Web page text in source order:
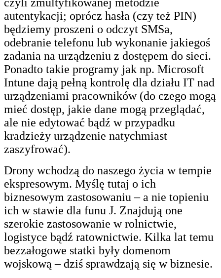
czyli zmultyfikowanej metodzie
autentykacji; oprócz hasła (czy też PIN)
będziemy proszeni o odczyt SMSa,
odebranie telefonu lub wykonanie jakiegoś
zadania na urządzeniu z dostępem do sieci.
Ponadto takie programy jak np. Microsoft
Intune dają pełną kontrolę dla działu IT nad
urządzeniami pracowników (do czego mogą
mieć dostęp, jakie dane mogą przeglądać,
ale nie edytować bądź w przypadku
kradzieży urządzenie natychmiast
zaszyfrować).
Drony wchodzą do naszego życia w tempie
ekspresowym. Myślę tutaj o ich
biznesowym zastosowaniu – a nie topieniu
ich w stawie dla funu J. Znajdują one
szerokie zastosowanie w rolnictwie,
logistyce bądź ratownictwie. Kilka lat temu
bezzałogowe statki były domenom
wojskową – dziś sprawdzają się w biznesie.